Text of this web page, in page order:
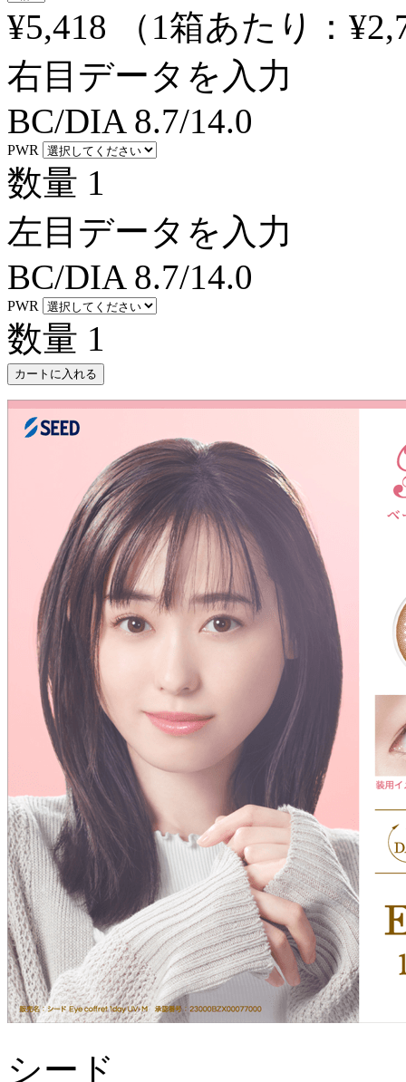
¥5,418 （1箱あたり：
右目データを入力
BC/DIA 8.7/14.0
PWR
数量 1
左目データを入力
BC/DIA 8.7/14.0
PWR
数量 1
カートに入れる
シード